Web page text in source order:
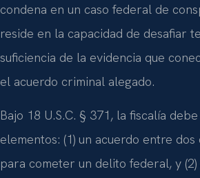
condena en un caso federal de
reside en la capacidad de desafiar
suficiencia de la evidencia que
el acuerdo criminal alegado.
Bajo 18 U.S.C. § 371, la fiscalía
elementos: (1) un acuerdo entre dos
para cometer un delito federal, y